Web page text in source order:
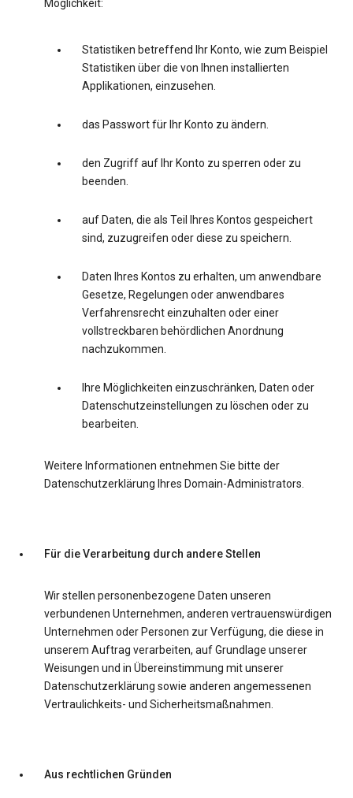
Möglichkeit:
Statistiken betreffend Ihr Konto, wie zum Beispiel
Statistiken über die von Ihnen installierten
Applikationen, einzusehen.
das Passwort für Ihr Konto zu ändern.
den Zugriff auf Ihr Konto zu sperren oder zu
beenden.
auf Daten, die als Teil Ihres Kontos gespeichert
sind, zuzugreifen oder diese zu speichern.
Daten Ihres Kontos zu erhalten, um anwendbare
Gesetze, Regelungen oder anwendbares
Verfahrensrecht einzuhalten oder einer
vollstreckbaren behördlichen Anordnung
nachzukommen.
Ihre Möglichkeiten einzuschränken, Daten oder
Datenschutzeinstellungen zu löschen oder zu
bearbeiten.
Weitere Informationen entnehmen Sie bitte der
Datenschutzerklärung Ihres Domain-Administrators.
Für die Verarbeitung durch andere Stellen
Wir stellen personenbezogene Daten unseren
verbundenen Unternehmen, anderen vertrauenswürdigen
Unternehmen oder Personen zur Verfügung, die diese in
unserem Auftrag verarbeiten, auf Grundlage unserer
Weisungen und in Übereinstimmung mit unserer
Datenschutzerklärung sowie anderen angemessenen
Vertraulichkeits- und Sicherheitsmaßnahmen.
Aus rechtlichen Gründen